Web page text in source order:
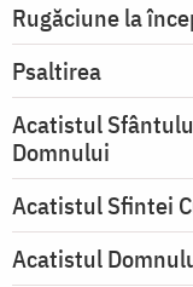
Rugăciune la
Psaltirea
Acatistul
Domnului
Acatistul Sfintei
Acatistul